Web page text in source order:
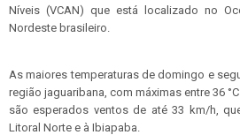
Níveis (VCAN) que está localizado no
Nordeste brasileiro.
As maiores temperaturas de domingo e
região jaguaribana, com máximas entre 36
são esperados ventos de até 33 km/h,
Litoral Norte e à Ibiapaba.